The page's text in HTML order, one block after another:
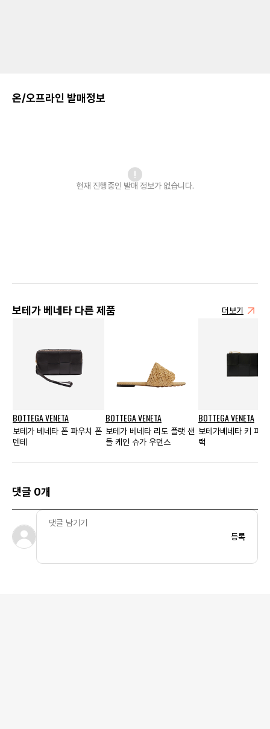
온/오프라인 발매정보
현재 진행중인 발매 정보가 없습니다.
보테가 베네타 다른 제품 더보기
BOTTEGA VENETA
보테가 베네타 폰 파우치 폰
덴테
BOTTEGA VENETA
보테가 베네타 리도 플랫 샌
들 케인 슈가 우먼스
BOTTEGA VENETA
보테가베네타 키 파
랙
댓글 0개
등록